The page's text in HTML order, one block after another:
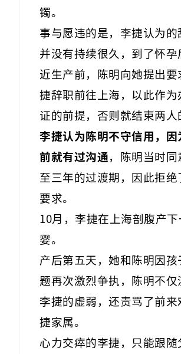
镯。
事与愿违的是，李捷认为的
并没有持续很久，到了怀孕
近生产前，陈明向她提出要
捷辞职前往上海，以此作为
证的前提，否则就结束两人
李捷认为陈明不守信用，因
前就有过沟通，陈明当时
至三年的过渡期，因此拒绝
要求。
10月，李捷在上海剖腹产
婴。
产后第五天，她和陈明因孩
题再次激烈争执，陈明不仅
李捷的虚弱，还责骂了前来
捷家属。
心力交瘁的李捷，只能跟随